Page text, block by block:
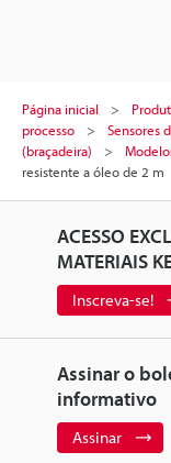
Página inicial
processo
Sensores
(braçadeira)
resistente a óleo de 2 m
ACESSO
MATERIAIS
Inscreva-se!
Assinar o
informativo
Assinar